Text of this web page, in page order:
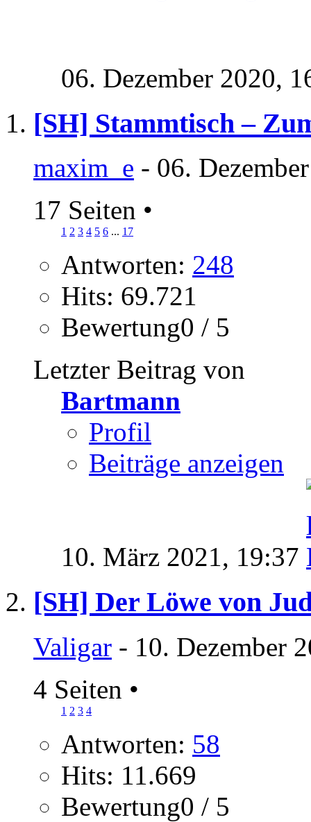
06. Dezember 2020,
[SH] Stammtisch –
maxim_e - 06.
17 Seiten •
1 2 3 4 5 6 ... 17
Antworten: 248
Hits: 69.721
Bewertung0 / 5
Letzter Beitrag von
Bartmann
Profil
Beiträge anzeigen
10. März 2021, 19:37
[SH] Der Löwe von
Valigar - 10. Dezember
4 Seiten •
1 2 3 4
Antworten: 58
Hits: 11.669
Bewertung0 / 5